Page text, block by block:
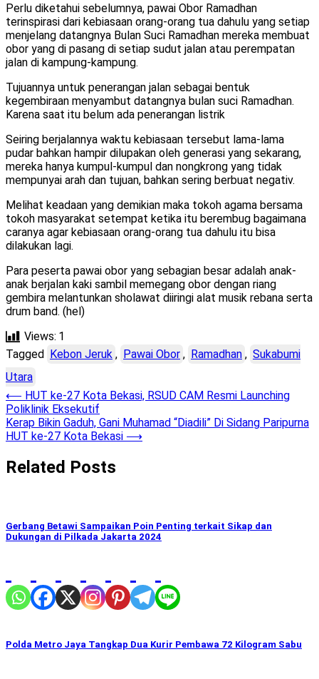
Perlu diketahui sebelumnya, pawai Obor Ramadhan
terinspirasi dari kebiasaan orang-orang tua dahulu yang setiap
menjelang datangnya Bulan Suci Ramadhan mereka membuat
obor yang di pasang di setiap sudut jalan atau perempatan
jalan di kampung-kampung.
Tujuannya untuk penerangan jalan sebagai bentuk
kegembiraan menyambut datangnya bulan suci Ramadhan.
Karena saat itu belum ada penerangan listrik
Seiring berjalannya waktu kebiasaan tersebut lama-lama
pudar bahkan hampir dilupakan oleh generasi yang sekarang,
mereka hanya kumpul-kumpul dan nongkrong yang tidak
mempunyai arah dan tujuan, bahkan sering berbuat negativ.
Melihat keadaan yang demikian maka tokoh agama bersama
tokoh masyarakat setempat ketika itu berembug bagaimana
caranya agar kebiasaan orang-orang tua dahulu itu bisa
dilakukan lagi.
Para peserta pawai obor yang sebagian besar adalah anak-
anak berjalan kaki sambil memegang obor dengan riang
gembira melantunkan sholawat diiringi alat musik rebana serta
drum band. (hel)
Views: 1
Tagged Kebon Jeruk , Pawai Obor , Ramadhan , Sukabumi
Utara
Post
navigation
⟵ HUT ke-27 Kota Bekasi, RSUD CAM Resmi Launching
Poliklinik Eksekutif
Kerap Bikin Gaduh, Gani Muhamad “Diadili” Di Sidang Paripurna
HUT ke-27 Kota Bekasi ⟶
Related Posts
Gerbang Betawi Sampaikan Poin Penting terkait Sikap dan
Dukungan di Pilkada Jakarta 2024
Polda Metro Jaya Tangkap Dua Kurir Pembawa 72 Kilogram Sabu